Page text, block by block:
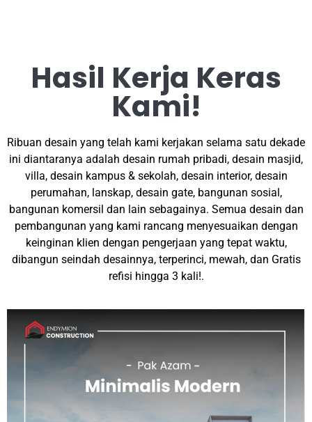
Hasil Kerja Keras
Kami!
Ribuan desain yang telah kami kerjakan selama satu dekade
ini diantaranya adalah desain rumah pribadi, desain masjid,
villa, desain kampus & sekolah, desain interior, desain
perumahan, lanskap, desain gate, bangunan sosial,
bangunan komersil dan lain sebagainya. Semua desain dan
pembangunan yang kami rancang menyesuaikan dengan
keinginan klien dengan pengerjaan yang tepat waktu,
dibangun seindah desainnya, terperinci, mewah, dan Gratis
refisi hingga 3 kali!.